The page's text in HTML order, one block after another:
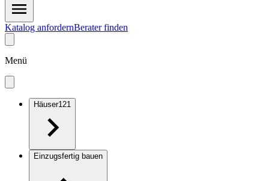
Katalog anfordernBerater finden
Menü
Häuser121
Einzugsfertig bauen